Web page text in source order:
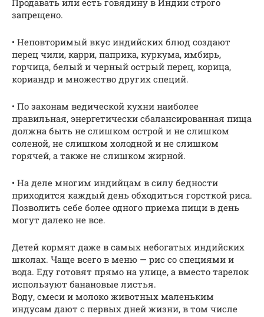
запрещено.
• Неповторимый вкус индийских блюд создают
перец чили, карри, паприка, куркума, имбирь,
горчица, белый и черный острый перец, корица,
кориандр и множество других специй.
• По законам ведической кухни наиболее
правильная, энергетически сбалансированная пища
должна быть не слишком острой и не слишком
соленой, не слишком холодной и не слишком
горячей, а также не слишком жирной.
• На деле многим индийцам в силу бедности
приходится каждый день обходиться горсткой риса.
Позволить себе более одного приема пищи в день
могут далеко не все.
Детей кормят даже в самых небогатых индийских
школах. Чаще всего в меню — рис со специями и
вода. Еду готовят прямо на улице, а вместо тарелок
используют банановые листья.
Воду, смеси и молоко животных маленьким
индусам дают с первых дней жизни, в том числе